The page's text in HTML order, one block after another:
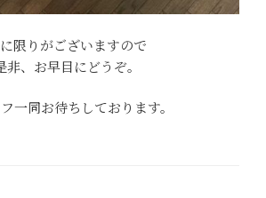
限りがございますので
非、お早目にどうぞ。
一同お待ちしております。